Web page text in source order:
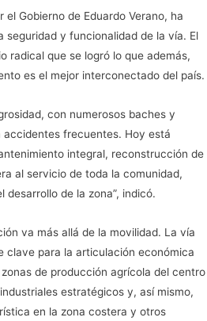
Gobierno de Eduardo Verano, ha
seguridad y funcionalidad de la vía. El
radical que se logró lo que además,
es el mejor interconectado del país.
con numerosos baches y
accidentes frecuentes. Hoy está
integral, reconstrucción de
al servicio de toda la comunidad,
desarrollo de la zona”, indicó.
va más allá de la movilidad. La vía
clave para la articulación económica
de producción agrícola del centro
estratégicos y, así mismo,
en la zona costera y otros